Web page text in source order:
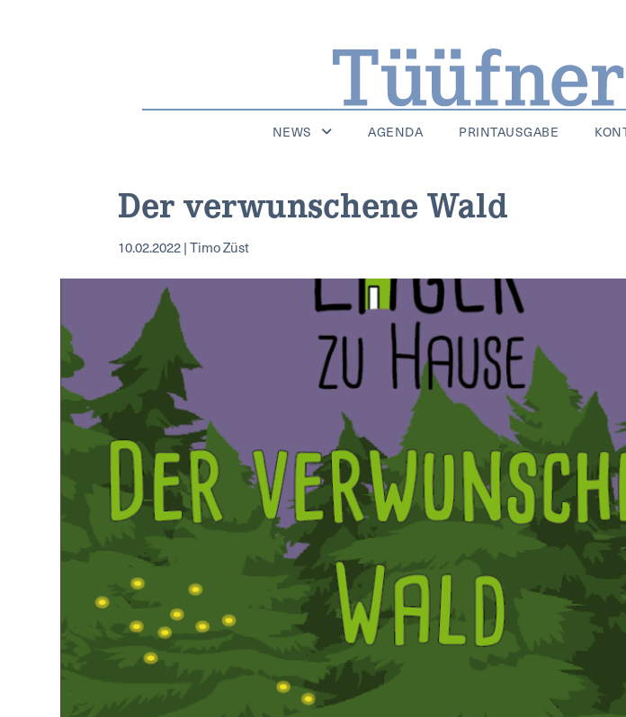
NEWS AGENDA PRINTAUSGABE
Der verwunschene Wald
10.02.2022 | Timo Züst